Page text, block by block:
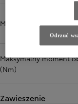
Moc maksymalna (KM)
Maksymalny moment
(Nm)
Zawieszenie
Odrzuć